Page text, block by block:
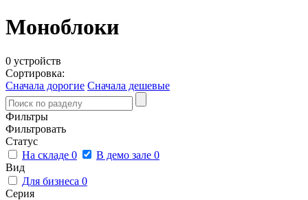
Моноблоки
0 устройств
Сортировка:
Сначала дорогие Сначала дешевые
Фильтры
Фильтровать
Статус
На складе 0 В демо зале 0
Вид
Для бизнеса 0
Серия